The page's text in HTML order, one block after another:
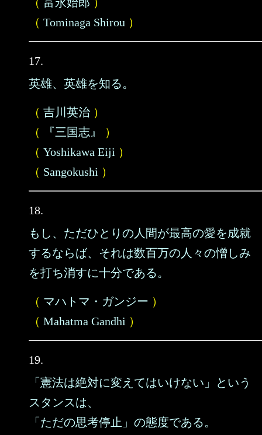
（ Tominaga Shirou ）
17.
英雄、英雄を知る。
（ 吉川英治 ）
（
『三国志』
）
（ Yoshikawa Eiji ）
（ Sangokushi ）
18.
もし、ただひとりの人間が最高の愛を成就
するならば、それは数百万の人々の憎しみ
を打ち消すに十分である。
（ マハトマ・ガンジー ）
（ Mahatma Gandhi ）
19.
「憲法は絶対に変えてはいけない」という
スタンスは、
「ただの思考停止」の態度である。